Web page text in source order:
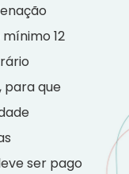
12
para que
ser pago